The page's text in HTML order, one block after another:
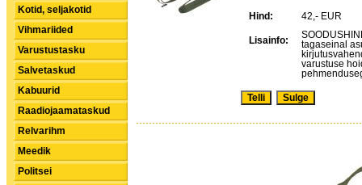
Kotid, seljakotid
Vihmariided
Varustustasku
Salvetaskud
Kabuurid
Raadiojaamataskud
Relvarihm
Meedik
Politsei
Hind: 42,- EUR
Lisainfo:
tagaseinal
varustuse